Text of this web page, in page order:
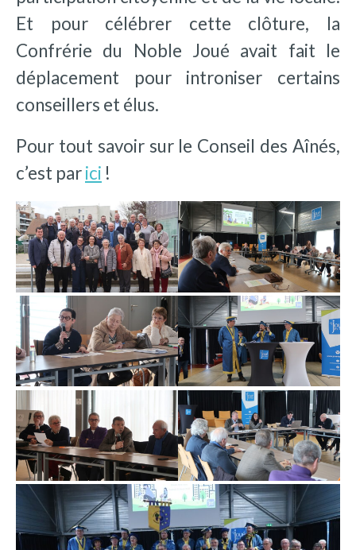
Et pour célébrer cette clôture, la
Confrérie du Noble Joué avait fait le
déplacement pour introniser certains
conseillers et élus.
Pour tout savoir sur le Conseil des Aînés,
c’est parici !